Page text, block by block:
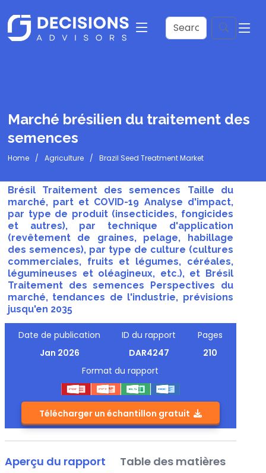
Marché brésilien du traitement des
semences
Home Agriculture Brazil Seed Treatment Market
Brésil Traitement des semences Taille du
marché, part et COVID-19 Analyse d'impact,
par type de produit (insecticides, fongicides
et autres), par technique d'application
(revêtement de graines, pelage, habillage
des semences), par type de culture (cultures
commerciales, fruits et légumes, céréales,
légumineuses et oléagineux, etc.), et Brésil
Traitement des semences Perspectives du
marché, tendances de l'industrie, prévisions
jusqu'en 2035
Date de publication
Jan 2026
ID du rapport
DAR4247
Pages
210
Format du rapport
Télécharger un échantillon gratuit
Aperçu du rapport Table des matières